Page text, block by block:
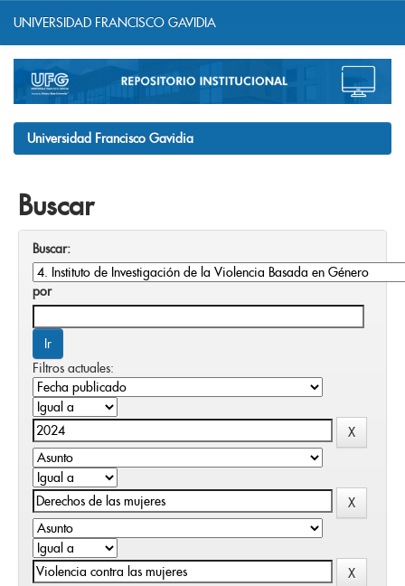
navigation
UNIVERSIDAD FRANCISCO GAVIDIA
Universidad Francisco Gavidia
Buscar
Buscar:
por
Filtros actuales: